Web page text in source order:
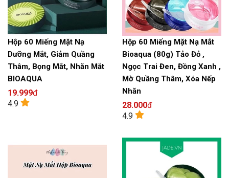
Hộp 60 Miếng Mặt Nạ
Dưỡng Mắt, Giảm Quầng
Thâm, Bọng Mắt, Nhăn Mắt
BIOAQUA
19.999đ
4.9
Hộp 60 Miếng Mặt Nạ Mắt
Bioaqua (80g) Tảo Đỏ ,
Ngọc Trai Đen, Đồng Xanh ,
Mờ Quầng Thâm, Xóa Nếp
Nhăn
28.000đ
4.9